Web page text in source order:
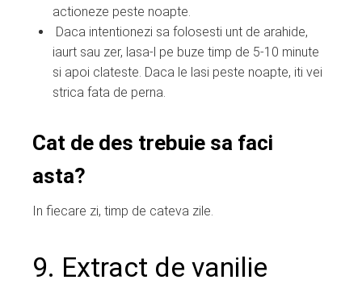
actioneze peste noapte.
Daca intentionezi sa folosesti unt de arahide,
iaurt sau zer, lasa-l pe buze timp de 5-10 minute
si apoi clateste. Daca le lasi peste noapte, iti vei
strica fata de perna.
Cat de des trebuie sa faci
asta?
In fiecare zi, timp de cateva zile.
9. Extract de vanilie